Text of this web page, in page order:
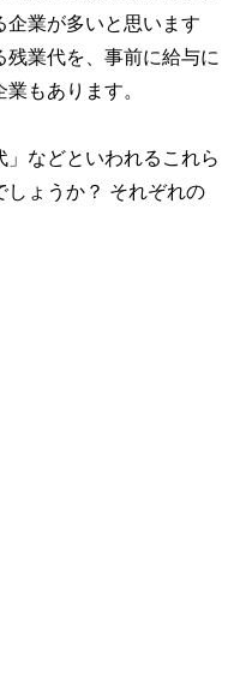
企業が多いと思います
業代を、事前に給与に
もあります。
」などといわれるこれら
しょうか？ それぞれの